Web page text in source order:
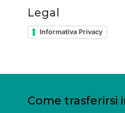
Legal
Informativa Privacy
Come trasferirsi